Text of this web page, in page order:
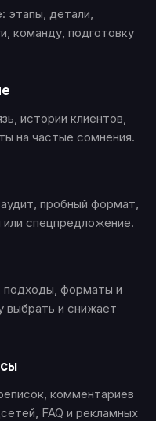
этапы, детали,
команду, подготовку
истории клиентов,
на частые сомнения.
пробный формат,
или спецпредложение.
подходы, форматы и
выбрать и снижает
комментариев
FAQ и рекламных